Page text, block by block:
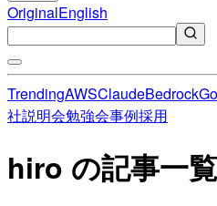
OriginalEnglish
TrendingAWSClaudeBedrock
社説明会勉強会事例採用
hiro の記事一覧